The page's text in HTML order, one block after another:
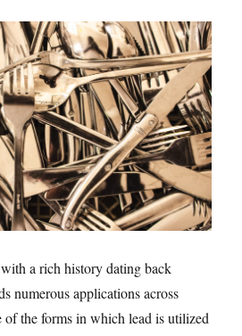
a rich history dating back
numerous applications across
of the forms in which lead is utilized